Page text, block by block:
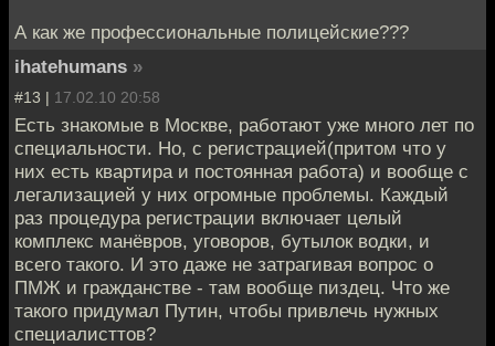
А как же профессиональные полицейские???
ihatehumans »
#13 | 17.02.10 20:58
Есть знакомые в Москве, работают уже много лет по
специальности. Но, с регистрацией(притом что у
них есть квартира и постоянная работа) и вообще с
легализацией у них огромные проблемы. Каждый
раз процедура регистрации включает целый
комплекс манёвров, уговоров, бутылок водки, и
всего такого. И это даже не затрагивая вопрос о
ПМЖ и гражданстве - там вообще пиздец. Что же
такого придумал Путин, чтобы привлечь нужных
специалисттов?